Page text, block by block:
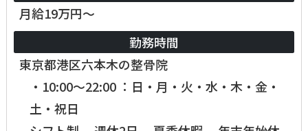
月給19万円～
勤務時間
東京都港区六本木の整骨院
・10:00～22:00 ：日・月・火・水・木・金・
土・祝日